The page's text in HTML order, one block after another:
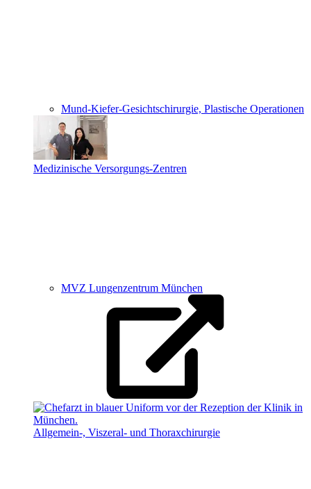
Mund-Kiefer-Gesichtschirurgie, Plastische Operationen
Medizinische Versorgungs-Zentren
MVZ Lungenzentrum München
Allgemein-, Viszeral- und Thoraxchirurgie